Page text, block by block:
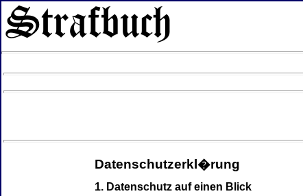
Datenschutzerkl�rung
1. Datenschutz auf einen Blick